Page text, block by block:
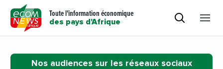
Toute l'information économique
des pays d'Afrique
Nos audiences sur les réseaux sociaux